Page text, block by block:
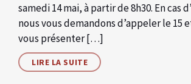
samedi 14 mai, à partir de 8h30. En cas
nous vous demandons d’appeler le 15
vous présenter […]
LIRE LA SUITE